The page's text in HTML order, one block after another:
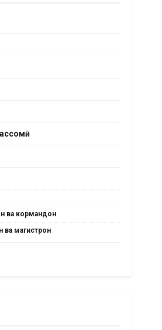
ва кормандон
ва магистрон